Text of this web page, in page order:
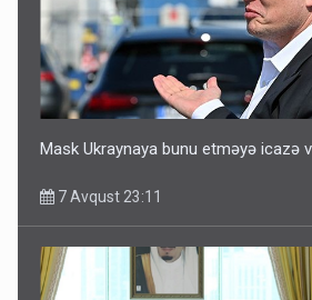
Mask Ukraynaya bunu etməyə icazə
7 Avqust 23:11